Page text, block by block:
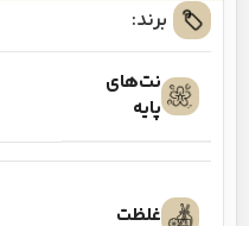
برند:
نت‌های
پایه
غلظت